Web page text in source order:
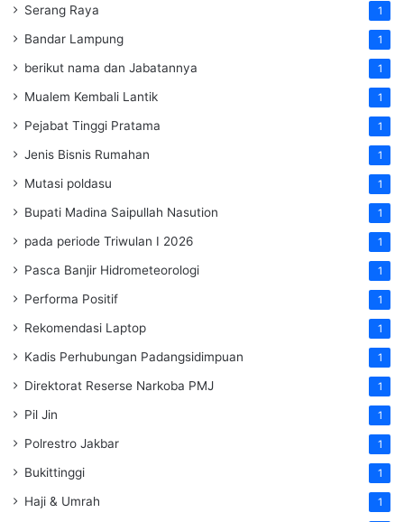
Serang Raya 1
Bandar Lampung 1
berikut nama dan Jabatannya 1
Mualem Kembali Lantik 1
Pejabat Tinggi Pratama 1
Jenis Bisnis Rumahan 1
Mutasi poldasu 1
Bupati Madina Saipullah Nasution 1
pada periode Triwulan I 2026 1
Pasca Banjir Hidrometeorologi 1
Performa Positif 1
Rekomendasi Laptop 1
Kadis Perhubungan Padangsidimpuan 1
Direktorat Reserse Narkoba PMJ 1
Pil Jin 1
Polrestro Jakbar 1
Bukittinggi 1
Haji & Umrah 1